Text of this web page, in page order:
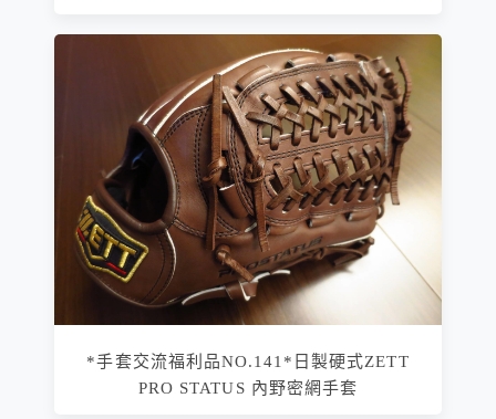
*手套交流福利品NO.141*日製硬式ZETT
PRO STATUS 內野密網手套